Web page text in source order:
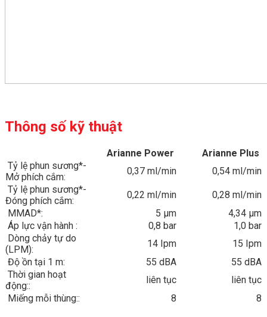
Thông số kỹ thuật
Arianne Power
Arianne Plus
Tỷ lệ phun sương*-
Mở phích cắm:
0,37 ml/min
0,54 ml/min
Tỷ lệ phun sương*-
Đóng phích cắm:
0,22 ml/min
0,28 ml/min
MMAD*:
5 µm
4,34 µm
Áp lực vận hành :
0,8 bar
1,0 bar
Dòng chảy tự do
(LPM):
14 Ipm
15 Ipm
Độ ồn tại 1 m:
55 dBA
55 dBA
Thời gian hoạt
động::
liên tục
liên tục
Miếng mỗi thùng::
8 8